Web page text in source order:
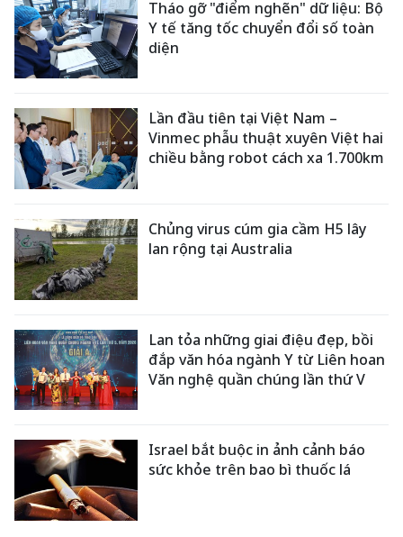
Tháo gỡ "điểm nghẽn" dữ liệu: Bộ
Y tế tăng tốc chuyển đổi số toàn
diện
Lần đầu tiên tại Việt Nam –
Vinmec phẫu thuật xuyên Việt hai
chiều bằng robot cách xa 1.700km
Chủng virus cúm gia cầm H5 lây
lan rộng tại Australia
Lan tỏa những giai điệu đẹp, bồi
đắp văn hóa ngành Y từ Liên hoan
Văn nghệ quần chúng lần thứ V
Israel bắt buộc in ảnh cảnh báo
sức khỏe trên bao bì thuốc lá